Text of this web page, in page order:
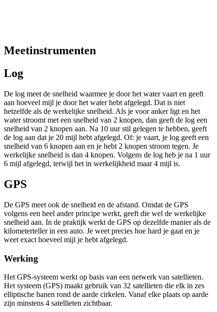
Meetinstrumenten
Log
De log meet de snelheid waarmee je door het water vaart en geeft
aan hoeveel mijl je door het water hebt afgelegd. Dat is niet
hetzelfde als de werkelijke snelheid. Als je voor anker ligt en het
water stroomt met een snelheid van 2 knopen, dan geeft de log een
snelheid van 2 knopen aan. Na 10 uur stil gelegen te hebben, geeft
de log aan dat je 20 mijl hebt afgelegd. Of: je vaart, je log geeft een
snelheid van 6 knopen aan en je hebt 2 knopen stroom tegen. Je
werkelijke snelheid is dan 4 knopen. Volgens de log heb je na 1 uur
6 mijl afgelegd, terwijl het in werkelijkheid maar 4 mijl is.
GPS
De GPS meet ook de snelheid en de afstand. Omdat de GPS
volgens een heel ander principe werkt, geeft die wel de werkelijke
snelheid aan. In de praktijk werkt de GPS op dezelfde manier als de
kilometerteller in een auto. Je weet precies hoe hard je gaat en je
weet exact hoeveel mijl je hebt afgelegd.
Werking
Het GPS-systeem werkt op basis van een netwerk van satellieten.
Het systeem (GPS) maakt gebruik van 32 satellieten die elk in zes
elliptische banen rond de aarde cirkelen. Vanaf elke plaats op aarde
zijn minstens 4 satellieten zichtbaar.